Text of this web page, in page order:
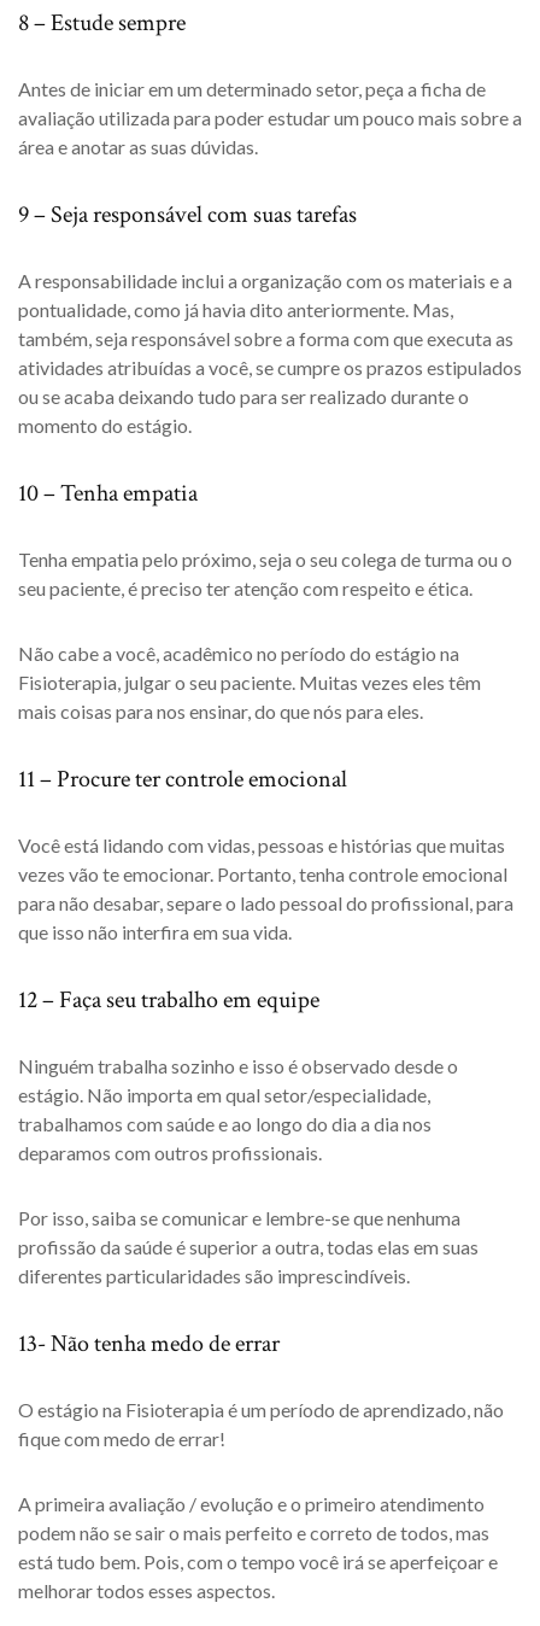
8 – Estude sempre
Antes de iniciar em um determinado setor, peça a ficha de
avaliação utilizada para poder estudar um pouco mais sobre a
área e anotar as suas dúvidas.
9 – Seja responsável com suas tarefas
A responsabilidade inclui a organização com os materiais e a
pontualidade, como já havia dito anteriormente. Mas,
também, seja responsável sobre a forma com que executa as
atividades atribuídas a você, se cumpre os prazos estipulados
ou se acaba deixando tudo para ser realizado durante o
momento do estágio.
10 – Tenha empatia
Tenha empatia pelo próximo, seja o seu colega de turma ou o
seu paciente, é preciso ter atenção com respeito e ética.
Não cabe a você, acadêmico no período do estágio na
Fisioterapia, julgar o seu paciente. Muitas vezes eles têm
mais coisas para nos ensinar, do que nós para eles.
11 – Procure ter controle emocional
Você está lidando com vidas, pessoas e histórias que muitas
vezes vão te emocionar. Portanto, tenha controle emocional
para não desabar, separe o lado pessoal do profissional, para
que isso não interfira em sua vida.
12 – Faça seu trabalho em equipe
Ninguém trabalha sozinho e isso é observado desde o
estágio. Não importa em qual setor/especialidade,
trabalhamos com saúde e ao longo do dia a dia nos
deparamos com outros profissionais.
Por isso, saiba se comunicar e lembre-se que nenhuma
profissão da saúde é superior a outra, todas elas em suas
diferentes particularidades são imprescindíveis.
13- Não tenha medo de errar
O estágio na Fisioterapia é um período de aprendizado, não
fique com medo de errar!
A primeira avaliação / evolução e o primeiro atendimento
podem não se sair o mais perfeito e correto de todos, mas
está tudo bem. Pois, com o tempo você irá se aperfeiçoar e
melhorar todos esses aspectos.